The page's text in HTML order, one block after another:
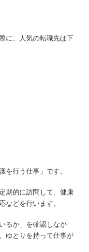
に、人気の転職先は下
行う仕事」です。
期的に訪問して、健康
どを行います。
るか」を確認しなが
ゆとりを持って仕事が